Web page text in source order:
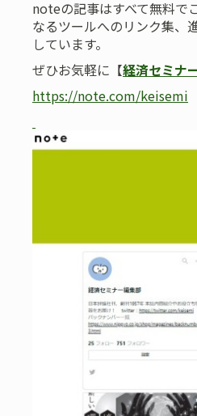
noteの記事はすべて無料で
なるツールへのリンク集、
しています。
ぜひお気軽に【経済セミナ
https://note.com/keisemi